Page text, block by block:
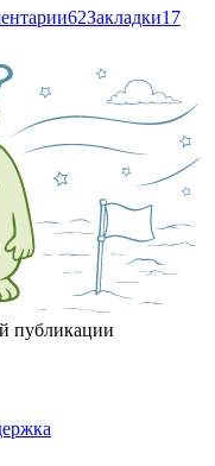
62Закладки17
публикации